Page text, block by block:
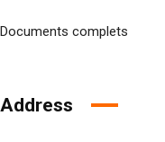
Documents complets
Address